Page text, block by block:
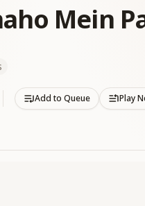
Mein
Add to Queue Play